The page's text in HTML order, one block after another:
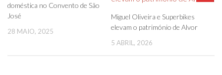
doméstica no Convento de São
José
28 MAIO, 2025
Miguel Oliveira e Superbikes
elevam o património de Alvor
5 ABRIL, 2026